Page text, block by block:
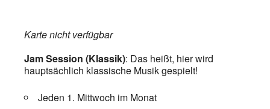
Karte nicht verfügbar
Jam Session (Klassik): Das heißt, hier wird
hauptsächlich klassische Musik gespielt!
Jeden 1. Mittwoch im Monat